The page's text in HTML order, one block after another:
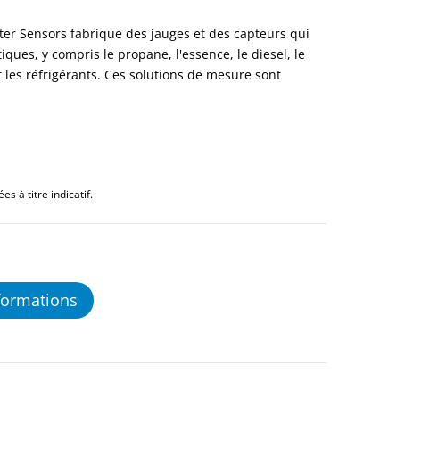
Sensors fabrique des jauges et des capteurs qui
y compris le propane, l'essence, le diesel, le
réfrigérants. Ces solutions de mesure sont
à titre indicatif.